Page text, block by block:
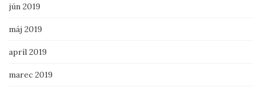
jún 2019
máj 2019
apríl 2019
marec 2019